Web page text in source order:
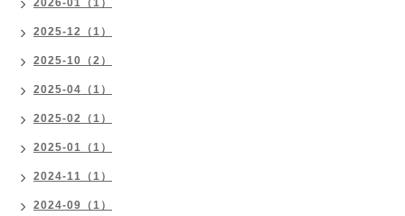
2026-01（1）
2025-12（1）
2025-10（2）
2025-04（1）
2025-02（1）
2025-01（1）
2024-11（1）
2024-09（1）